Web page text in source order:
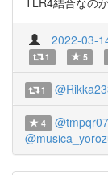
2022-03-
1 5
1
4